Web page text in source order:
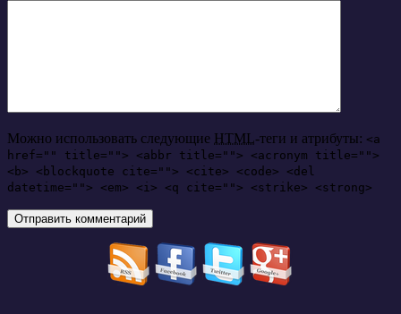
Можно использовать следующие HTML-теги и атрибуты: <a
href="" title=""> <abbr title=""> <acronym title="">
<b> <blockquote cite=""> <cite> <code> <del
datetime=""> <em> <i> <q cite=""> <strike> <strong>